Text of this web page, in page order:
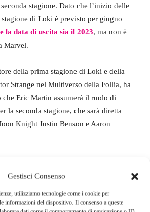
Gestisci Consenso
utilizziamo tecnologie come i cookie per
informazioni del dispositivo. Il consenso a queste
stagione. Dato che l’inizio delle
stagione di Loki è previsto per giugno
la data di uscita sia il 2023, ma non è
Marvel.
della prima stagione di Loki e della
Strange nel Multiverso della Follia, ha
che Eric Martin assumerà il ruolo di
la seconda stagione, che sarà diretta
Knight Justin Benson e Aaron
dovuto a molti fattori.
dai fan fin dalla sua introduzione in
consolidato in The Avengers del
stato per anni una colonna portante del